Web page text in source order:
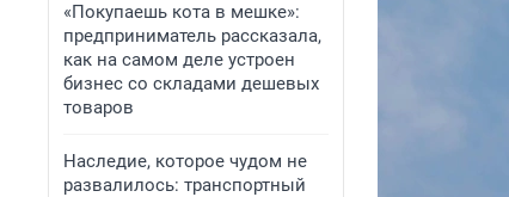
«Покупаешь кота в мешке»:
предприниматель рассказала,
как на самом деле устроен
бизнес со складами дешевых
товаров
Наследие, которое чудом не
развалилось: транспортный